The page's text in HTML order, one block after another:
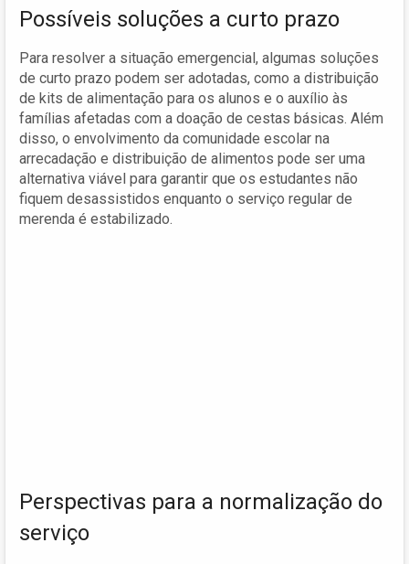
Possíveis soluções a curto prazo
Para resolver a situação emergencial, algumas soluções
de curto prazo podem ser adotadas, como a distribuição
de kits de alimentação para os alunos e o auxílio às
famílias afetadas com a doação de cestas básicas. Além
disso, o envolvimento da comunidade escolar na
arrecadação e distribuição de alimentos pode ser uma
alternativa viável para garantir que os estudantes não
fiquem desassistidos enquanto o serviço regular de
merenda é estabilizado.
Perspectivas para a normalização do
serviço